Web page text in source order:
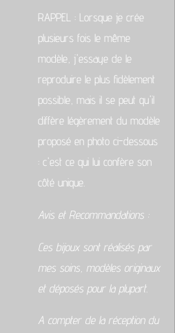
RAPPEL : Lorsque je crée
plusieurs fois le même
modèle, j'essaye de le
reproduire le plus fidèlement
possible, mais il se peut qu'il
diffère légèrement du modèle
proposé en photo ci-dessous
: c'est ce qui lui confère son
côté unique.
Avis et Recommandations :
Ces bijoux sont réalisés par
mes soins, modèles originaux
et déposés pour la plupart.
A compter de la réception du